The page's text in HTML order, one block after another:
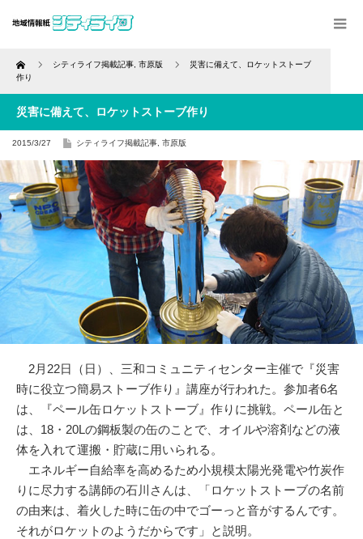
Home シティライフ掲載記事 市原版
災害に備えて、ロケットストーブ
作り
災害に備えて、ロケットストーブ作り
2015/3/27 シティライフ掲載記事 市原版
2月22日（日）、三和コミュニティセンター主催で『災害
時に役立つ簡易ストーブ作り』講座が行われた。参加者6名
は、『ペール缶ロケットストーブ』作りに挑戦。ペール缶と
は、18・20Lの鋼板製の缶のことで、オイルや溶剤などの液
体を入れて運搬・貯蔵に用いられる。
エネルギー自給率を高めるため小規模太陽光発電や竹炭作
りに尽力する講師の石川さんは、「ロケットストーブの名前
の由来は、着火した時に缶の中でゴーっと音がするんです。
それがロケットのようだからです」と説明。